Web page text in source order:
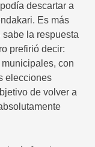
descartar a
Es más
la respuesta
prefirió decir:
con
elecciones
de volver a